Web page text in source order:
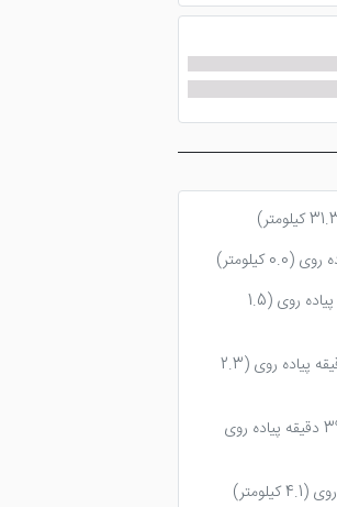
و زیبا طراحی شده است بگونه ای که
در رستوران هتل به سرو انواع غذاهای
رستوران سنتی ایرانا در بام هتل می باشد
شاپ هتل بزنند. کافی شاپ هتل سنتی اما با
در کافی شاپ هتل تجربه کنند. این کافی شاپ به
و طراحی داخلی هتل های اصفهان قیمت
(0.0 کیلومتر)
(1.5
(2.3
روی
(4.1 کیلومتر)